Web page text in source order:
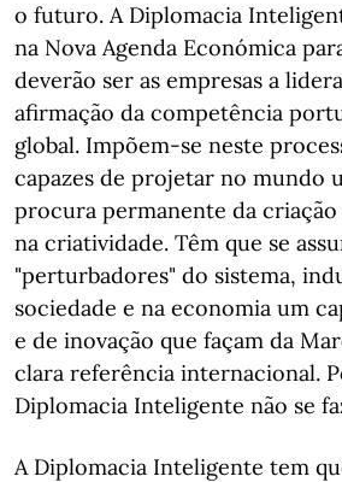
o futuro. A Diplomacia
na Nova Agenda Económica
deverão ser as empresas a
afirmação da competência
global. Impõem-se neste
capazes de projetar no mundo
procura permanente da
na criatividade. Têm que se
"perturbadores" do sistema,
sociedade e na economia um
e de inovação que façam da
clara referência internacional.
Diplomacia Inteligente não se
A Diplomacia Inteligente tem